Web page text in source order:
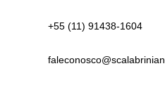
+55 (11) 91438-1604